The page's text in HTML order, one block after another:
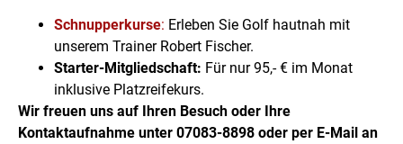
Schnupperkurse: Erleben Sie Golf hautnah mit
unserem Trainer Robert Fischer.
Starter-Mitgliedschaft: Für nur 95,- € im Monat
inklusive Platzreifekurs.
Wir freuen uns auf Ihren Besuch oder Ihre
Kontaktaufnahme unter 07083-8898 oder per E-Mail an